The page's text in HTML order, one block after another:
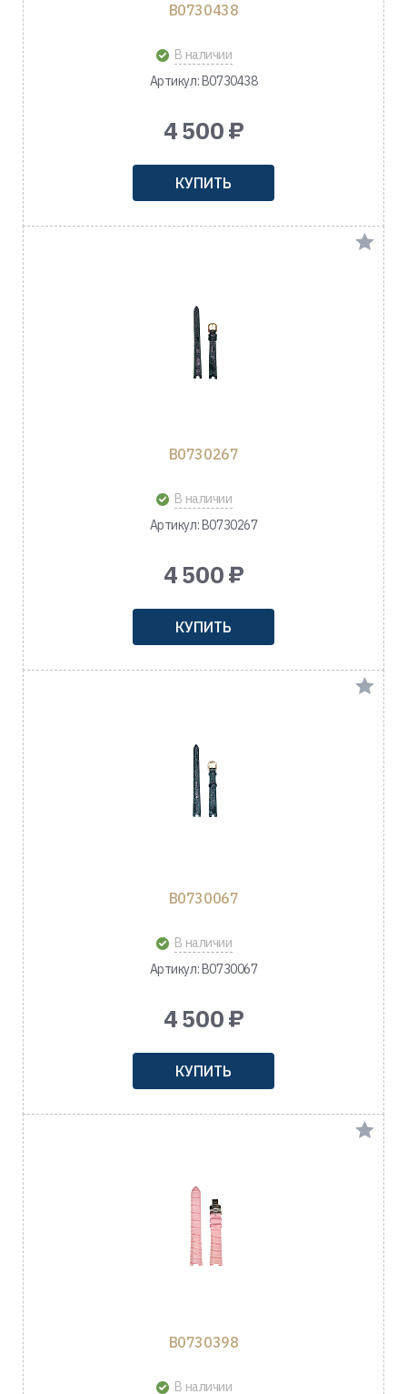
B0730438
В наличии
Артикул: B0730438
4 500 ₽
КУПИТЬ
B0730267
В наличии
Артикул: B0730267
4 500 ₽
КУПИТЬ
B0730067
В наличии
Артикул: B0730067
4 500 ₽
КУПИТЬ
B0730398
В наличии